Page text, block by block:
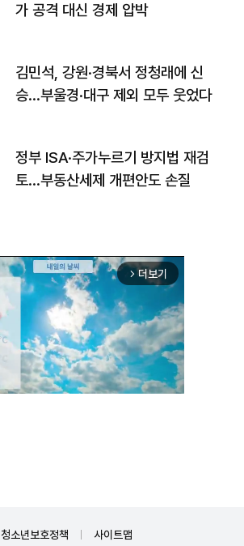
가 공격 대신 경제 압박
김민석, 강원·경북서 정청래에 신
승…부울경·대구 제외 모두 웃었다
정부 ISA·주가누르기 방지법 재검
토…부동산세제 개편안도 손질
arrow_forward_ios 더보기
청소년보호정책 사이트맵